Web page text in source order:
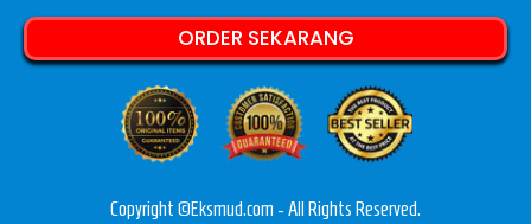
ORDER SEKARANG
Copyright ©Eksmud.com - All Rights Reserved.